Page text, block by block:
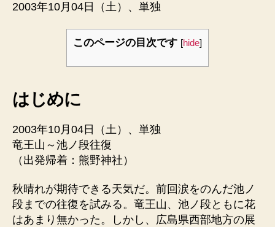
2003年10月04日（土）、単独
このページの目次です [hide]
はじめに
2003年10月04日（土）、単独
竜王山～池ノ段往復
（出発帰着：熊野神社）
秋晴れが期待できる天気だ。前回涙をのんだ池ノ
段までの往復を試みる。竜王山、池ノ段ともに花
はあまり無かった。しかし、広島県西部地方の展